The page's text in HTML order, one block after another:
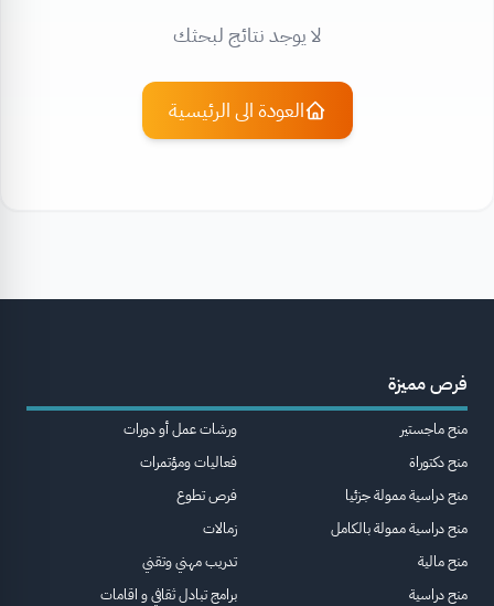
لا يوجد نتائج لبحثك
العودة الى الرئيسية
فرص مميزة
منح ماجستير
منح دكتوراة
منح دراسية ممولة جزئيا
منح دراسية ممولة بالكامل
منح مالية
منح دراسية
ورشات عمل أو دورات
فعاليات ومؤتمرات
فرص تطوع
زمالات
تدريب مهني وتقني
برامج تبادل ثقافي و اقامات